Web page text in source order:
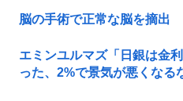
脳の手術で正常な脳を摘出
エミンユルマズ「日銀は金
った、2%で景気が悪くなる